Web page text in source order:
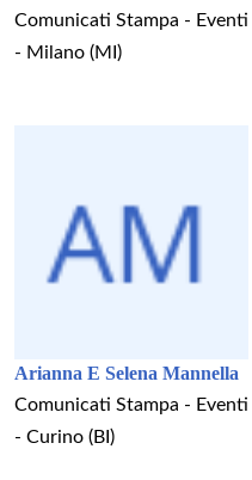
Comunicati Stampa - Eventi
- Milano (MI)
Arianna E Selena Mannella
Comunicati Stampa - Eventi
- Curino (BI)